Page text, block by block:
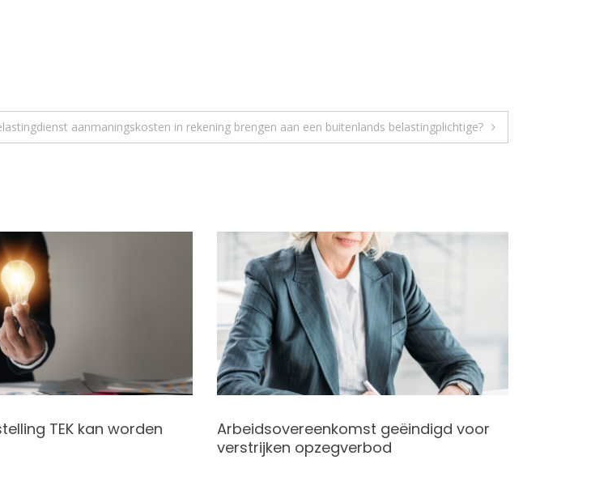
aanmaningskosten in rekening brengen aan een buitenlands belastingplichtige?
TEK kan worden
Arbeidsovereenkomst geëindigd voor
verstrijken opzegverbod